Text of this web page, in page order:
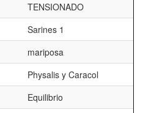
TENSIONADO
Sarines 1
mariposa
Physalis y Caracol
Equilibrio